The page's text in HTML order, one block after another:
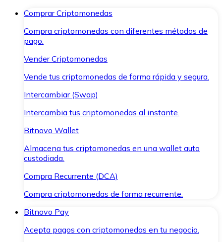
Comprar Criptomonedas
Compra criptomonedas con diferentes métodos de
pago.
Vender Criptomonedas
Vende tus criptomonedas de forma rápida y segura.
Intercambiar (Swap)
Intercambia tus criptomonedas al instante.
Bitnovo Wallet
Almacena tus criptomonedas en una wallet auto
custodiada.
Compra Recurrente (DCA)
Compra criptomonedas de forma recurrente.
Bitnovo Pay
Acepta pagos con criptomonedas en tu negocio.